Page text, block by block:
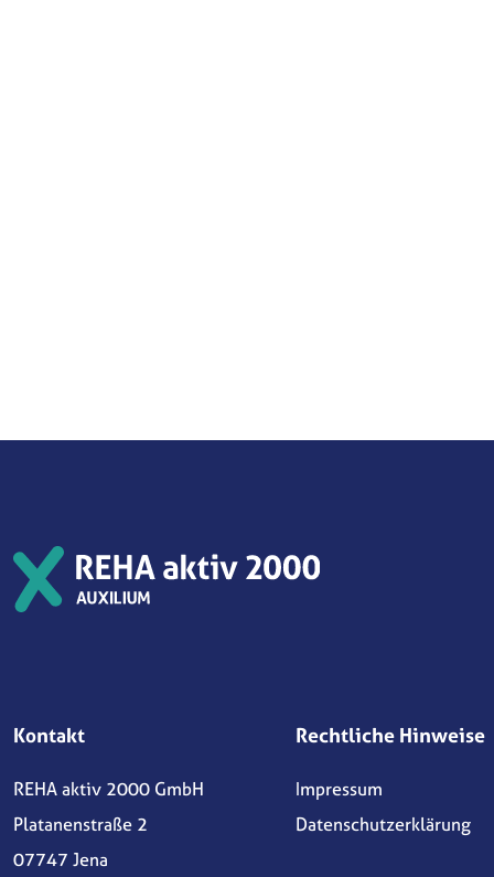
Kontakt
REHA aktiv 2000 GmbH
Platanenstraße 2
07747 Jena
Rechtliche Hinweise
Impressum
Datenschutzerklärung